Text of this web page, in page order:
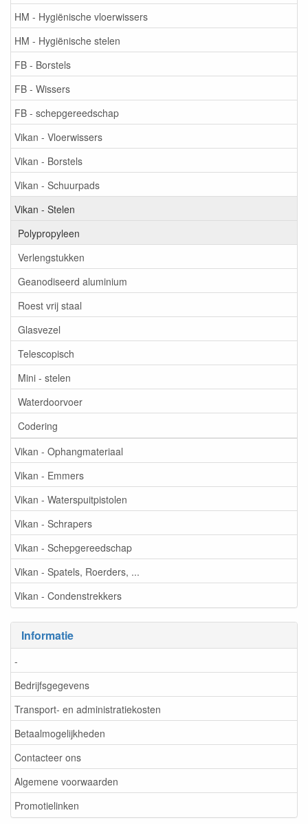
HM - Hygiënische vloerwissers
HM - Hygiënische stelen
FB - Borstels
FB - Wissers
FB - schepgereedschap
Vikan - Vloerwissers
Vikan - Borstels
Vikan - Schuurpads
Vikan - Stelen
Polypropyleen
Verlengstukken
Geanodiseerd aluminium
Roest vrij staal
Glasvezel
Telescopisch
Mini - stelen
Waterdoorvoer
Codering
Vikan - Ophangmateriaal
Vikan - Emmers
Vikan - Waterspuitpistolen
Vikan - Schrapers
Vikan - Schepgereedschap
Vikan - Spatels, Roerders, ...
Vikan - Condenstrekkers
Informatie
-
Bedrijfsgegevens
Transport- en administratiekosten
Betaalmogelijkheden
Contacteer ons
Algemene voorwaarden
Promotielinken